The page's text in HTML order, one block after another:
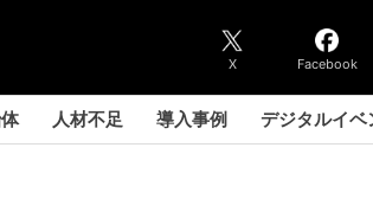
X Facebook
人材不足 導入事例 デジタルイベ